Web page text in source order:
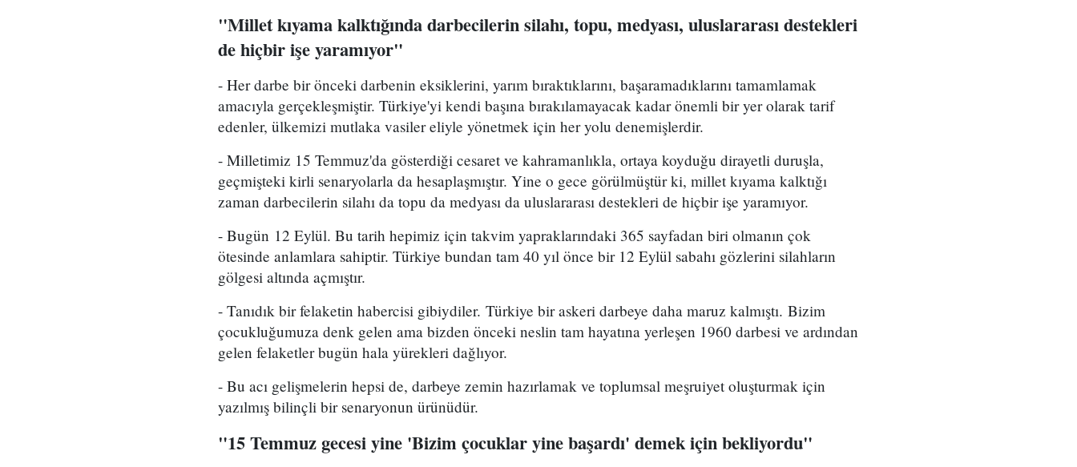
"Millet kıyama kalktığında darbecilerin silahı, topu, medyası, uluslararası destekleri
de hiçbir işe yaramıyor"
- Her darbe bir önceki darbenin eksiklerini, yarım bıraktıklarını, başaramadıklarını tamamlamak
amacıyla gerçekleşmiştir. Türkiye'yi kendi başına bırakılamayacak kadar önemli bir yer olarak tarif
edenler, ülkemizi mutlaka vasiler eliyle yönetmek için her yolu denemişlerdir.
- Milletimiz 15 Temmuz'da gösterdiği cesaret ve kahramanlıkla, ortaya koyduğu dirayetli duruşla,
geçmişteki kirli senaryolarla da hesaplaşmıştır. Yine o gece görülmüştür ki, millet kıyama kalktığı
zaman darbecilerin silahı da topu da medyası da uluslararası destekleri de hiçbir işe yaramıyor.
- Bugün 12 Eylül. Bu tarih hepimiz için takvim yapraklarındaki 365 sayfadan biri olmanın çok
ötesinde anlamlara sahiptir. Türkiye bundan tam 40 yıl önce bir 12 Eylül sabahı gözlerini silahların
gölgesi altında açmıştır.
- Tanıdık bir felaketin habercisi gibiydiler. Türkiye bir askeri darbeye daha maruz kalmıştı. Bizim
çocukluğumuza denk gelen ama bizden önceki neslin tam hayatına yerleşen 1960 darbesi ve ardından
gelen felaketler bugün hala yürekleri dağlıyor.
- Bu acı gelişmelerin hepsi de, darbeye zemin hazırlamak ve toplumsal meşruiyet oluşturmak için
yazılmış bilinçli bir senaryonun ürünüdür.
"15 Temmuz gecesi yine 'Bizim çocuklar yine başardı' demek için bekliyordu"